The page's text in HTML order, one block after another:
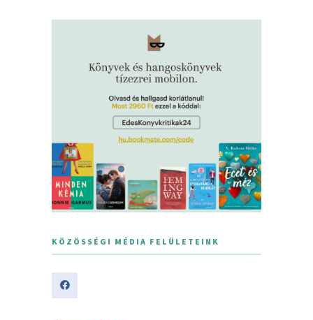
KÖZÖSSÉGI MÉDIA FELÜLETEINK